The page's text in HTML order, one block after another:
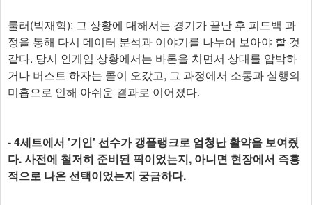
룰러(박재혁): 그 상황에 대해서는 경기가 끝난 후 피드백 과
정을 통해 다시 데이터 분석과 이야기를 나누어 보아야 할 것
같다. 당시 인게임 상황에서는 바론을 치면서 상대를 압박하
거나 버스트 하자는 콜이 오갔고, 그 과정에서 소통과 실행의
미흡으로 인해 아쉬운 결과로 이어졌다.
- 4세트에서 '기인' 선수가 갱플랭크로 엄청난 활약을 보여줬
다. 사전에 철저히 준비된 픽이었는지, 아니면 현장에서 즉흥
적으로 나온 선택이었는지 궁금하다.